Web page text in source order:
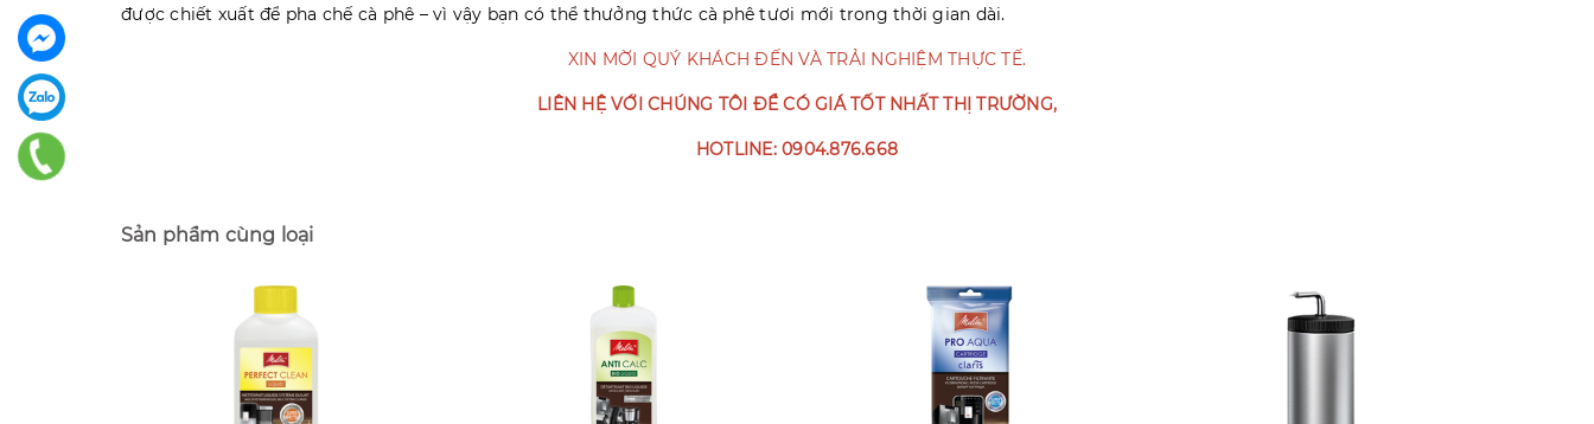
được chiết xuất để pha chế cà phê – vì vậy bạn có thể thưởng thức cà phê tươi mới trong thời gian dài.
XIN MỜI QUÝ KHÁCH ĐẾN VÀ TRẢI NGHIỆM THỰC TẾ.
LIÊN HỆ VỚI CHÚNG TÔI ĐỂ CÓ GIÁ TỐT NHẤT THỊ TRƯỜNG,
HOTLINE: 0904.876.668
Sản phẩm cùng loại